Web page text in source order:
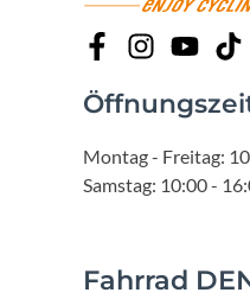
Montag - Freitag:
Samstag: 10:00 -
Fahrrad